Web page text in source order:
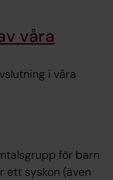
våra
i våra
för barn
ett syskon (även